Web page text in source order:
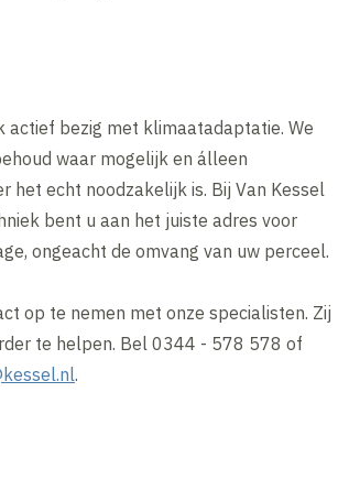
actief bezig met klimaatadaptatie. We
waar mogelijk en álleen
het echt noodzakelijk is. Bij Van Kessel
bent u aan het juiste adres voor
ongeacht de omvang van uw perceel.
op te nemen met onze specialisten. Zij
te helpen. Bel 0344 - 578 578 of
.